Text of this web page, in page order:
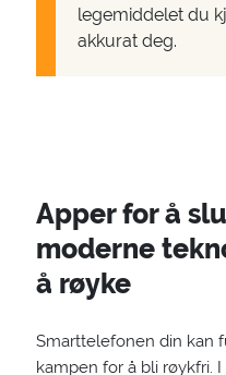
legemiddelet du
akkurat deg.
Apper for å
moderne
å røyke
Smarttelefonen din kan
kampen for å bli røykfri.